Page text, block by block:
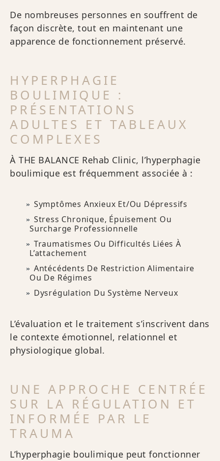
De nombreuses personnes en souffrent de
façon discrète, tout en maintenant une
apparence de fonctionnement préservé.
HYPERPHAGIE
BOULIMIQUE :
PRÉSENTATIONS
ADULTES ET TABLEAUX
COMPLEXES
À THE BALANCE Rehab Clinic, l’hyperphagie
boulimique est fréquemment associée à :
Symptômes Anxieux Et/ou Dépressifs
Stress Chronique, Épuisement Ou
Surcharge Professionnelle
Traumatismes Ou Difficultés Liées À
L’attachement
Antécédents De Restriction Alimentaire
Ou De Régimes
Dysrégulation Du Système Nerveux
L’évaluation et le traitement s’inscrivent dans
le contexte émotionnel, relationnel et
physiologique global.
UNE APPROCHE CENTRÉE
SUR LA RÉGULATION ET
INFORMÉE PAR LE
TRAUMA
L’hyperphagie boulimique peut fonctionner